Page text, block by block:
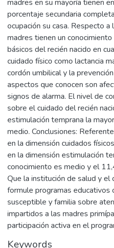
madres en su mayoría tienen
porcentaje secundaria
ocupación su casa. Respecto
madres tienen un
básicos del recién nacido en
cuidado físico como lactancia
cordón umbilical y la
aspectos que conocen son
signos de alarma. El nivel de
sobre el cuidado del recién
estimulación temprana la
medio. Conclusiones:
en la dimensión cuidados
en la dimensión estimulación
conocimiento es medio y el
Que la institución de salud y
formule programas educativos
susceptible y familia sobre
impartidos a las madres
participación activa en el
Keywords